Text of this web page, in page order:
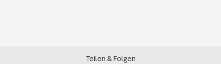
Teilen & Folgen